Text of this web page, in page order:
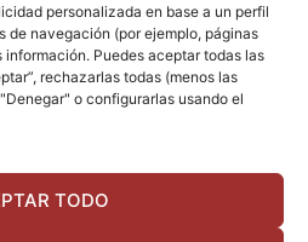
personalizada en base a un perfil
de navegación (por ejemplo, páginas
información. Puedes aceptar todas las
rechazarlas todas (menos las
o configurarlas usando el
TODO
el sofá y pensando lo
polvo pero el mueble
Buscas «tapicero cerca
opciones. El